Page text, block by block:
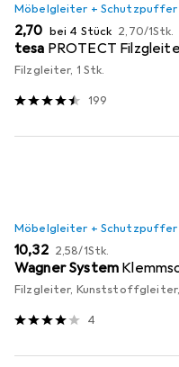
Möbelgleiter + Schutzpuffer
EUR
2,70 bei 4 Stück EUR
2,70/1Stk.
tesa PROTECT
Filzgleiter, 1 Stk.
199
Möbelgleiter + Schutzpuffer
EUR
10,32 EUR
2,58/1Stk.
Wagner System
Filzgleiter,
4